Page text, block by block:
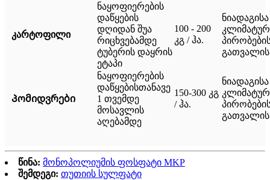
კარტოფილი
ნაყოფიერების
დაწყების
დღიდან შუა
რიცხვებამდე
ტუბერის დაყრის
ეტაპი
100 - 200
კგ / ჰა.
Პომიდვრები
ნაყოფიერების
დაწყებისთანავე
1 თვემდე
მოსავლის
აღებამდე
150-300 კგ
/ ჰა.
წინა: მონოპოლიუმის ფოსფატი MKP
შემდეგი: თუთიის სულფატი